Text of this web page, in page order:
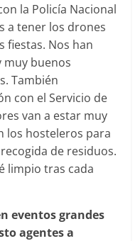
la Policía Nacional
a tener los drones
fiestas. Nos han
muy buenos
También
con el Servicio de
van a estar muy
los hosteleros para
de residuos.
limpio tras cada
eventos grandes
agentes a